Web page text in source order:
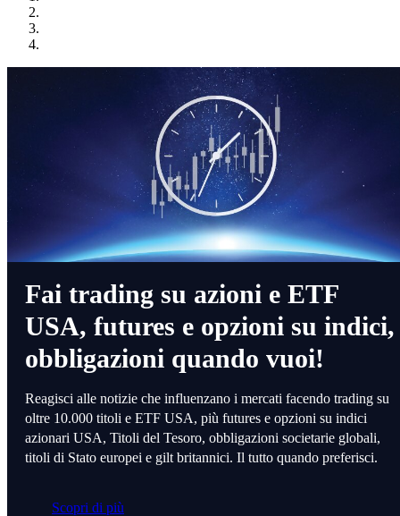
Fai trading su azioni e ETF
USA, futures e opzioni su indici,
obbligazioni quando vuoi!
Reagisci alle notizie che influenzano i mercati facendo trading su
oltre 10.000 titoli e ETF USA, più futures e opzioni su indici
azionari USA, Titoli del Tesoro, obbligazioni societarie globali,
titoli di Stato europei e gilt britannici. Il tutto quando preferisci.
Scopri di più